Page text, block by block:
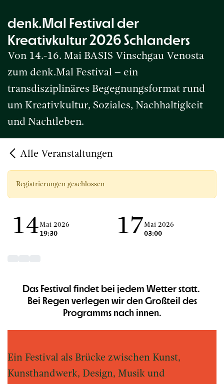
denk.Mal Festival der
Kreativkultur 2026 Schlanders
Von 14.-16. Mai BASIS Vinschgau Venosta
zum denk.Mal Festival – ein
transdisziplinäres Begegnungsformat rund
um Kreativkultur, Soziales, Nachhaltigkeit
und Nachtleben.
Alle Veranstaltungen
Registrierungen geschlossen
14Mai 2026
19:30
17Mai 2026
03:00
Das Festival findet bei jedem Wetter statt.
Bei Regen verlegen wir den Großteil des
Programms nach innen.
Ein Festival als Brücke zwischen Kunst,
Kunsthandwerk, Design, Musik und